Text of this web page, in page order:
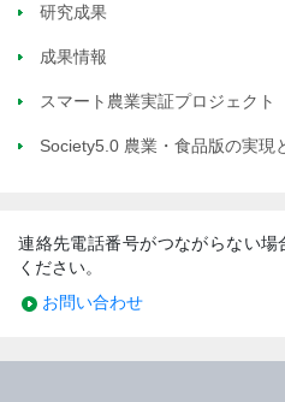
研究成果
成果情報
スマート農業実証プロジェクト
Society5.0 農業・食品版の実現
連絡先電話番号がつながらない
ください。
お問い合わせ